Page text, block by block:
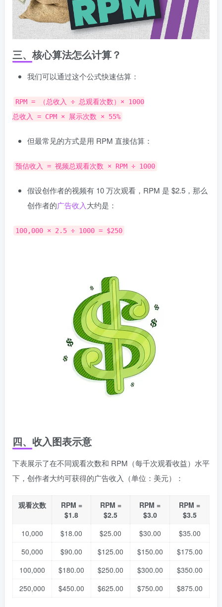
三、核心算法怎么计算？
我们可以通过这个公式快速估算：
RPM = （总收入 ÷ 总观看次数）× 1000
总收入 = CPM × 展示次数 × 55%
但最常见的方式是用 RPM 直接估算：
预估收入 = 视频总观看次数 × RPM ÷ 1000
假设创作者的视频有 10 万次观看，RPM 是 $2.5，那么
创作者的广告收入大约是：
100,000 × 2.5 ÷ 1000 = $250
四、收入图表示意
下表展示了在不同观看次数和 RPM（每千次观看收益）水平
下，创作者大约可获得的广告收入（单位：美元）：
观看次数
RPM =
$1.8
RPM =
$2.5
RPM =
$3.0
RPM =
$3.5
10,000
$18.00 $25.00 $30.00
$35.00
50,000
$90.00 $125.00 $150.00
$175.00
100,000
$180.00 $250.00 $300.00
$350.00
250,000
$450.00 $625.00 $750.00 $875.00